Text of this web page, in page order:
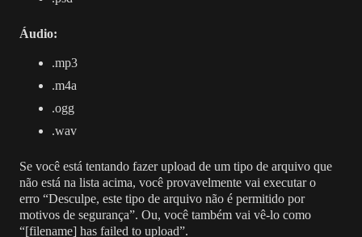
Áudio:
.mp3
.m4a
.ogg
.wav
Se você está tentando fazer upload de um tipo de arquivo que
não está na lista acima, você provavelmente vai executar o
erro “Desculpe, este tipo de arquivo não é permitido por
motivos de segurança”. Ou, você também vai vê-lo como
“[filename] has failed to upload”.